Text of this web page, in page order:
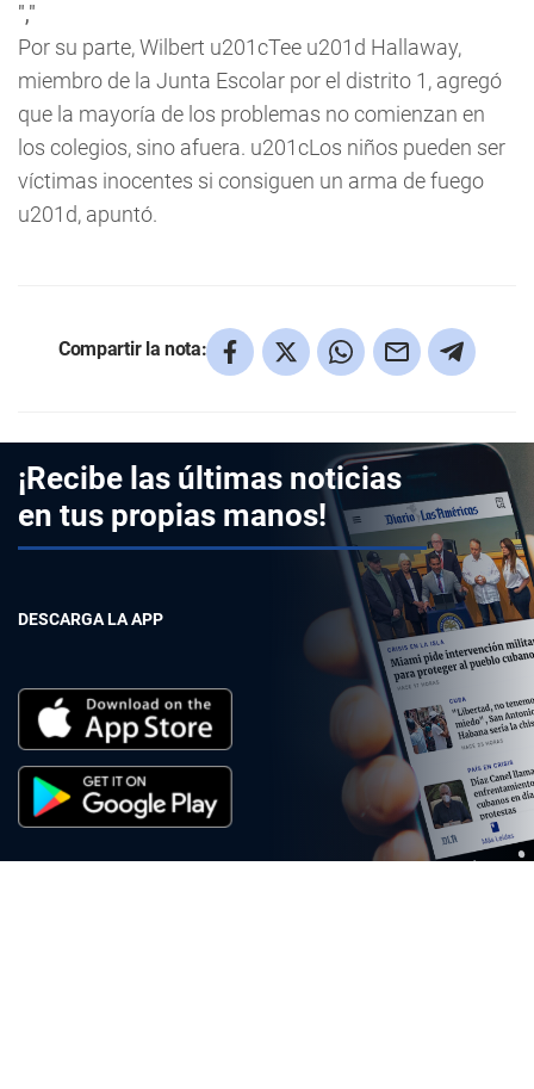
","
Por su parte, Wilbert u201cTee u201d Hallaway,
miembro de la Junta Escolar por el distrito 1, agregó
que la mayoría de los problemas no comienzan en
los colegios, sino afuera. u201cLos niños pueden ser
víctimas inocentes si consiguen un arma de fuego
u201d, apuntó.
Compartir la nota:
¡Recibe las últimas noticias
en tus propias manos!
DESCARGA LA APP